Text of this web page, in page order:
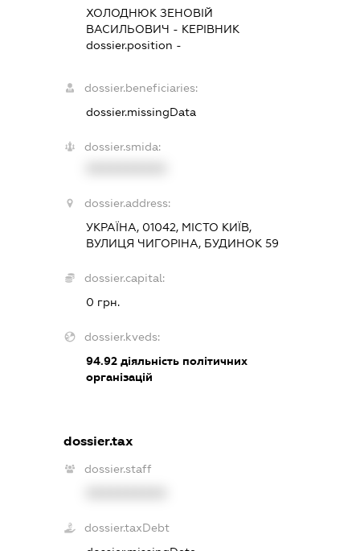
ХОЛОДНЮК ЗЕНОВІЙ
ВАСИЛЬОВИЧ - КЕРІВНИК
dossier.position -
dossier.beneficiaries:
dossier.missingData
dossier.smida:
dossier.address:
УКРАЇНА, 01042, МІСТО КИЇВ,
ВУЛИЦЯ ЧИГОРІНА, БУДИНОК 59
dossier.capital:
0 грн.
dossier.kveds:
94.92 діяльність політичних
організацій
dossier.tax
dossier.staff
dossier.taxDebt